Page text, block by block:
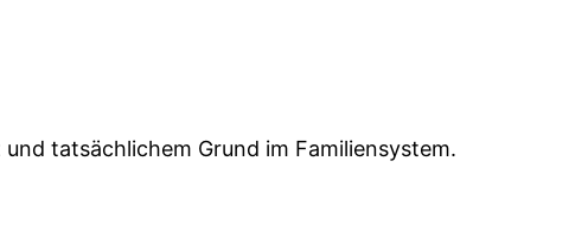
tatsächlichem Grund im Familiensystem.